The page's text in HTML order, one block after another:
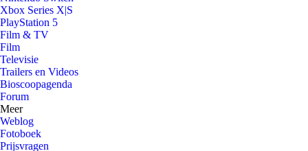
Xbox Series X|S
PlayStation 5
Film & TV
Film
Televisie
Trailers en Videos
Bioscoopagenda
Forum
Meer
Weblog
Fotoboek
Prijsvragen